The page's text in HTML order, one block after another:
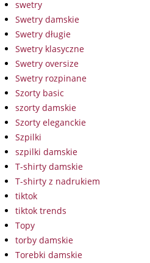
swetry
Swetry damskie
Swetry długie
Swetry klasyczne
Swetry oversize
Swetry rozpinane
Szorty basic
szorty damskie
Szorty eleganckie
Szpilki
szpilki damskie
T-shirty damskie
T-shirty z nadrukiem
tiktok
tiktok trends
Topy
torby damskie
Torebki damskie